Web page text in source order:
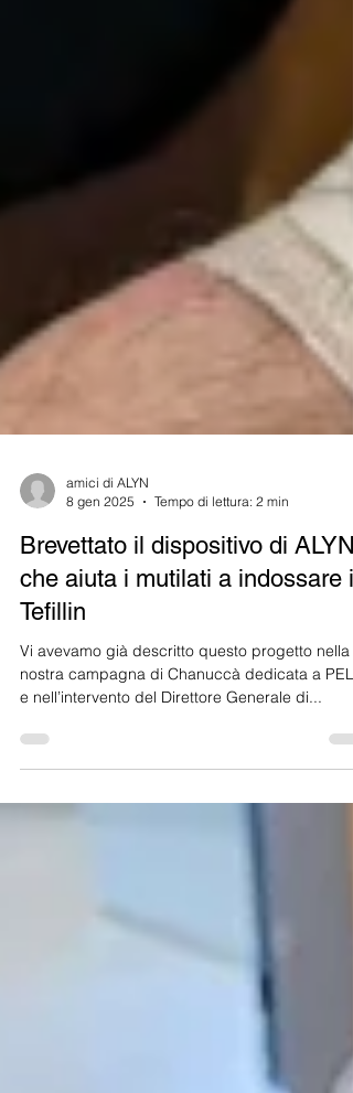
8 gen 2025
Tempo di lettura: 2 min
Brevettato il dispositivo di ALYN
che aiuta i mutilati a indossare i
Tefillin
Vi avevamo già descritto questo progetto nella
e nell’intervento del Direttore Generale di...